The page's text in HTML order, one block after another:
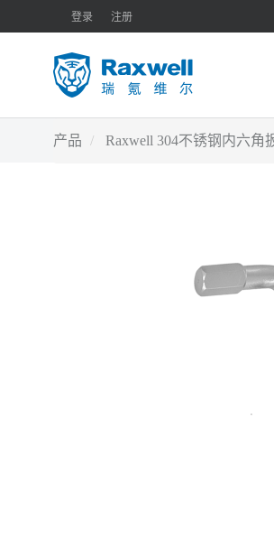
登录 注册
产品 Raxwell 304不锈钢内六角